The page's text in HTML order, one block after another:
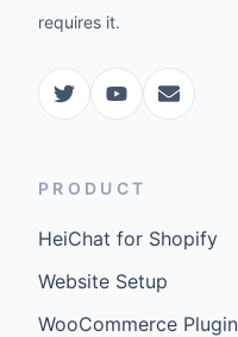
requires it.
PRODUCT
HeiChat for Shopify
Website Setup
WooCommerce Plugin